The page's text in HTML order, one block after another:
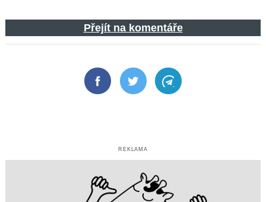
Přejít na komentáře
FacebookTwitter Telegram
REKLAMA